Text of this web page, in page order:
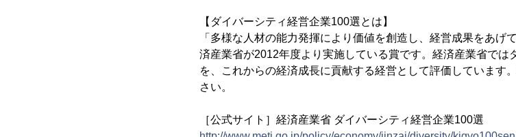
【ダイバーシティ経営企業100選とは】
「多様な人材の能力発揮により価値を創造し、経営成果をあげ
済産業省が2012年度より実施している賞です。経済産業省では
を、これからの経済成長に貢献する経営として評価しています
さい。
［公式サイト］経済産業省 ダイバーシティ経営企業100選